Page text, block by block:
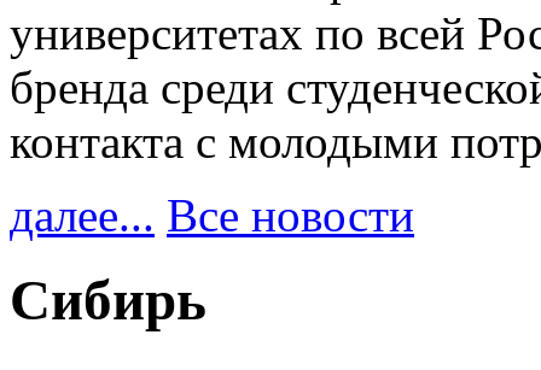
университетах по всей
бренда среди
контакта с молодыми
далее... Все новости
Сибирь